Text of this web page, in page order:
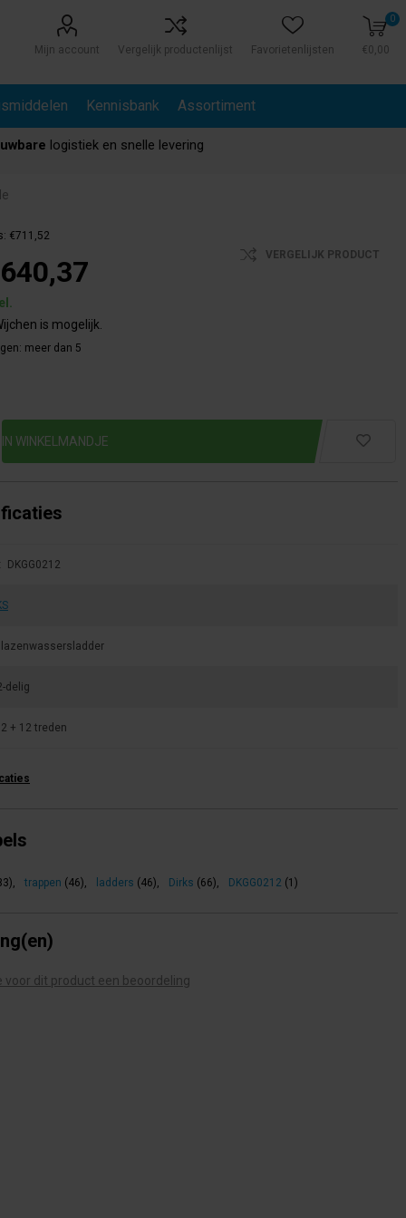
Mijn account Vergelijk productenlijst Favorietenlijsten
0
€0,00
Kennisbank Assortiment
logistiek en snelle levering
€711,52
VERGELIJK PRODUCT
is mogelijk.
meer dan 5
DKGG0212
delig
2 + 12 treden
, trappen (46), ladders (46), Dirks (66), DKGG0212 (1)
voor dit product een beoordeling